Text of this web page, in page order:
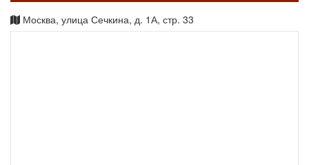
Москва, улица Сечкина, д. 1А, стр. 33